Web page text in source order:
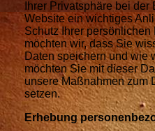
Ihrer Privatsphäre bei
Website ein wichtiges
Schutz Ihrer
möchten wir, dass Sie
Daten speichern und wie
möchten Sie mit dieser
unsere Maßnahmen zum
setzen.
Erhebung